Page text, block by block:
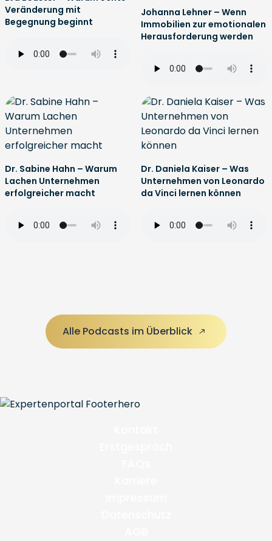
Veränderung mit
Begegnung beginnt
Johanna Lehner – Wenn
Immobilien zur emotionalen
Herausforderung werden
Dr. Sabine Hahn – Warum
Lachen Unternehmen
erfolgreicher macht
Dr. Daniela Kaiser – Was
Unternehmen von Leonardo
da Vinci lernen können
Alle Podcasts im Überblick